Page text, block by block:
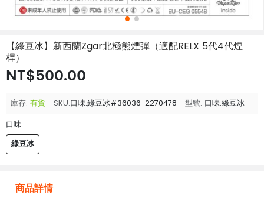
【綠豆冰】新西蘭Zgar北極熊煙彈（適配RELX 5代4代煙
桿）
NT$500.00
庫存: 有貨 SKU:口味:綠豆冰#36036-2270478 型號: 口味:綠豆冰
口味
綠豆冰
商品詳情